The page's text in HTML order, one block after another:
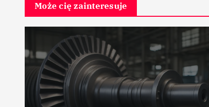
Może cię zainteresuje